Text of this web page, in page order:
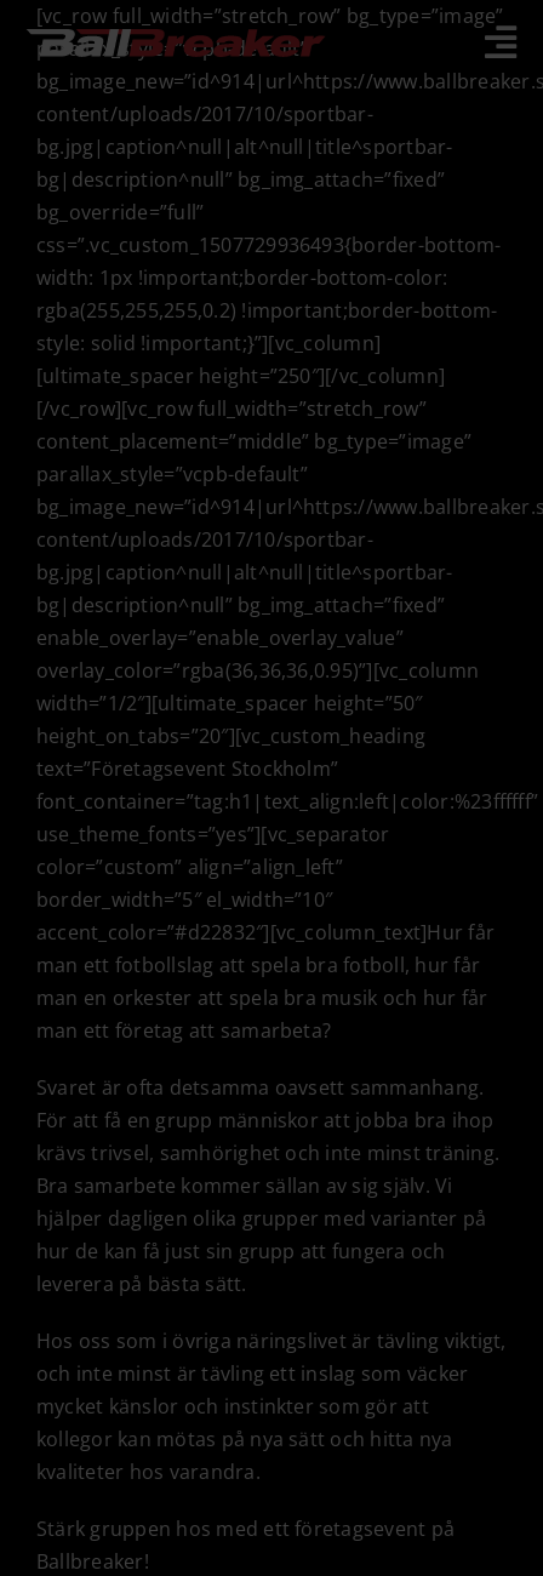
Skip
content
Julbord
Restaurang
Aktiviteter
Konferens
Aktivitetspaket
Just nu
Boka
[vc_row full_width=”stretch_row” bg_type=”image”
parallax_style=”vcpb-default”
bg_image_new=”id^914|url^https://
content/uploads/2017/10/sportbar-
bg.jpg|caption^null|alt^null|title^sportbar-
bg|description^null” bg_img_attach=”fixed”
bg_override=”full”
css=”.vc_custom_1507729936493{border-bottom-
width: 1px !important;border-bottom-color:
rgba(255,255,255,0.2) !important;border-bottom-
style: solid !important;}”][vc_column]
[ultimate_spacer height=”250″][/vc_column]
[/vc_row][vc_row full_width=”stretch_row”
content_placement=”middle” bg_type=”image”
parallax_style=”vcpb-default”
bg_image_new=”id^914|url^https://
content/uploads/2017/10/sportbar-
bg.jpg|caption^null|alt^null|title^sportbar-
bg|description^null” bg_img_attach=”fixed”
enable_overlay=”enable_overlay_value”
overlay_color=”rgba(36,36,36,0.95)”][vc_column
width=”1/2″][ultimate_spacer height=”50″
height_on_tabs=”20″][vc_custom_heading
text=”Företagsevent Stockholm”
font_container=”tag:h1|text_align:left|color:%23ffffff”
use_theme_fonts=”yes”][vc_separator
color=”custom” align=”align_left”
border_width=”5″ el_width=”10″
accent_color=”#d22832″][vc_column_text]Hur får
man ett fotbollslag att spela bra fotboll, hur får
man en orkester att spela bra musik och hur får
man ett företag att samarbeta?
Svaret är ofta detsamma oavsett sammanhang.
För att få en grupp människor att jobba bra ihop
krävs trivsel, samhörighet och inte minst träning.
Bra samarbete kommer sällan av sig själv. Vi
hjälper dagligen olika grupper med varianter på
hur de kan få just sin grupp att fungera och
leverera på bästa sätt.
Hos oss som i övriga näringslivet är tävling viktigt,
och inte minst är tävling ett inslag som väcker
mycket känslor och instinkter som gör att
kollegor kan mötas på nya sätt och hitta nya
kvaliteter hos varandra.
Stärk gruppen hos med ett företagsevent på
Ballbreaker!